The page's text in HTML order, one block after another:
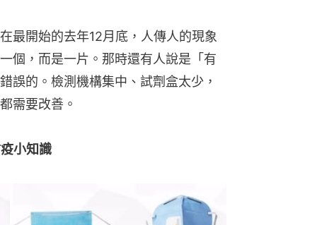
最開始的去年12月底，人傳人的現象
個，而是一片。那時還有人說是「有
誤的。檢測機構集中、試劑盒太少，
需要改善。
小知識